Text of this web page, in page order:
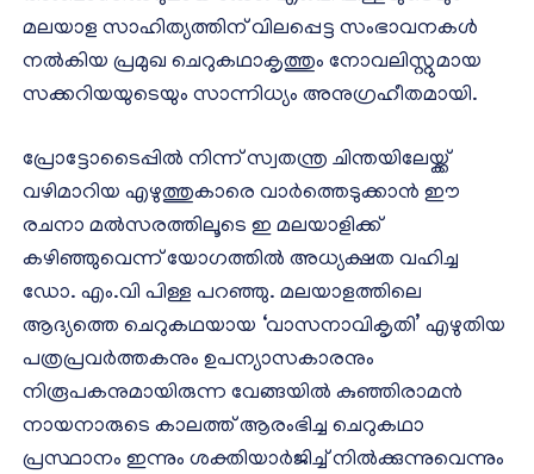
മലയാള സാഹിത്യത്തിന് വിലപ്പെട്ട സംഭാവനകള്‍
നല്‍കിയ പ്രമുഖ ചെറുകഥാകൃത്തും നോവലിസ്റ്റുമായ
സക്കറിയയുടെയും സാന്നിധ്യം അനുഗ്രഹീതമായി.
പ്രോട്ടോടൈപ്പില്‍ നിന്ന് സ്വതന്ത്ര ചിന്തയിലേയ്ക്ക്
വഴിമാറിയ എഴുത്തുകാരെ വാര്‍ത്തെടുക്കാന്‍ ഈ
രചനാ മല്‍സരത്തിലൂടെ ഇ മലയാളിക്ക്
കഴിഞ്ഞുവെന്ന് യോഗത്തില്‍ അധ്യക്ഷത വഹിച്ച
ഡോ. എം.വി പിള്ള പറഞ്ഞു. മലയാളത്തിലെ
ആദ്യത്തെ ചെറുകഥയായ ‘വാസനാവികൃതി’ എഴുതിയ
പത്രപ്രവര്‍ത്തകനും ഉപന്യാസകാരനും
നിരൂപകനുമായിരുന്ന വേങ്ങയില്‍ കുഞ്ഞിരാമന്‍
നായനാരുടെ കാലത്ത് ആരംഭിച്ച ചെറുകഥാ
പ്രസ്ഥാനം ഇന്നും ശക്തിയാര്‍ജിച്ച് നില്‍ക്കുന്നുവെന്നും